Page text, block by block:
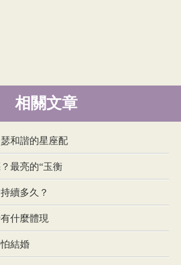
相關文章
和諧的星座配
最亮的“玉衡
續多久？
什麼體現
結婚